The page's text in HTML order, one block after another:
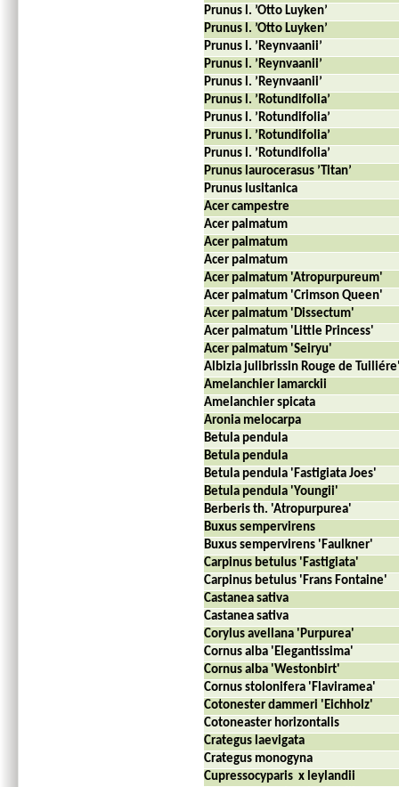
Prunus l. ’Otto Luyken’
Prunus l. ’Otto Luyken’
Prunus l. ’Reynvaanii’
Prunus l. ’Reynvaanii’
Prunus l. ’Reynvaanii’
Prunus l. ’Rotundifolia’
Prunus l. ’Rotundifolia’
Prunus l. ’Rotundifolia’
Prunus l. ’Rotundifolia’
Prunus laurocerasus ’Titan’
Prunus lusitanica
Acer campestre
Acer palmatum
Acer palmatum
Acer palmatum
Acer palmatum 'Atropurpureum'
Acer palmatum 'Crimson Queen'
Acer palmatum 'Dissectum'
Acer palmatum 'Little Princess'
Acer palmatum 'Seiryu'
Albizia julibrissin Rouge de
Amelanchier lamarckii
Amelanchier spicata
Aronia melocarpa
Betula pendula
Betula pendula
Betula pendula 'Fastigiata Joes'
Betula pendula 'Youngii'
Berberis th. 'Atropurpurea'
Buxus sempervirens
Buxus sempervirens 'Faulkner'
Carpinus betulus 'Fastigiata'
Carpinus betulus 'Frans Fontaine'
Castanea sativa
Castanea sativa
Corylus avellana 'Purpurea'
Cornus alba 'Elegantissima'
Cornus alba 'Westonbirt'
Cornus stolonifera 'Flaviramea'
Cotonester dammeri 'Eichholz'
Cotoneaster horizontalis
Crategus laevigata
Crategus monogyna
Cupressocyparis x leylandii